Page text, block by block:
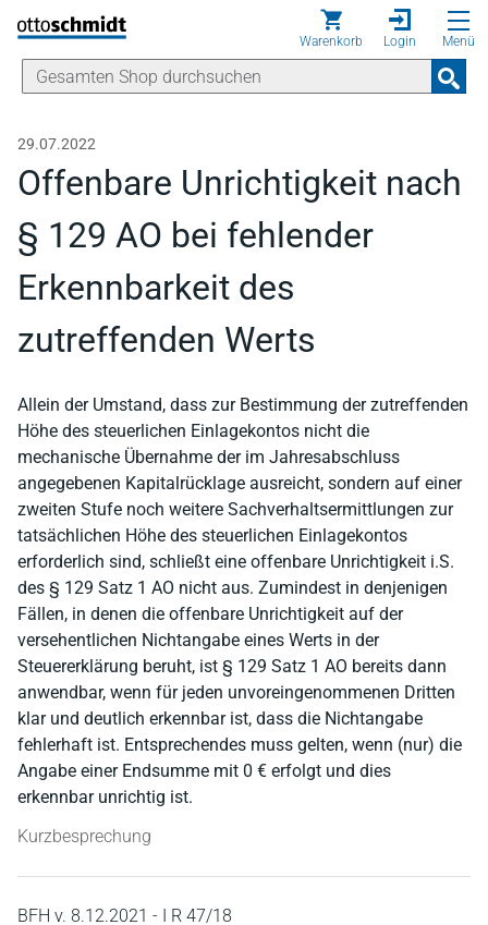
Direkt zum Inhalt
Warenkorb Login Menü
29.07.2022
Offenbare Unrichtigkeit nach
§ 129 AO bei fehlender
Erkennbarkeit des
zutreffenden Werts
Allein der Umstand, dass zur Bestimmung der zutreffenden
Höhe des steuerlichen Einlagekontos nicht die
mechanische Übernahme der im Jahresabschluss
angegebenen Kapitalrücklage ausreicht, sondern auf einer
zweiten Stufe noch weitere Sachverhaltsermittlungen zur
tatsächlichen Höhe des steuerlichen Einlagekontos
erforderlich sind, schließt eine offenbare Unrichtigkeit i.S.
des § 129 Satz 1 AO nicht aus. Zumindest in denjenigen
Fällen, in denen die offenbare Unrichtigkeit auf der
versehentlichen Nichtangabe eines Werts in der
Steuererklärung beruht, ist § 129 Satz 1 AO bereits dann
anwendbar, wenn für jeden unvoreingenommenen Dritten
klar und deutlich erkennbar ist, dass die Nichtangabe
fehlerhaft ist. Entsprechendes muss gelten, wenn (nur) die
Angabe einer Endsumme mit 0 € erfolgt und dies
erkennbar unrichtig ist.
Kurzbesprechung
BFH v. 8.12.2021 - I R 47/18